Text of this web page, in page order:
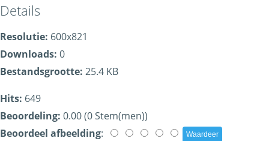
Details
Resolutie: 600x821
Downloads: 0
Bestandsgrootte: 25.4 KB
Hits: 649
Beoordeling: 0.00 (0 Stem(men))
Beoordeel afbeelding: